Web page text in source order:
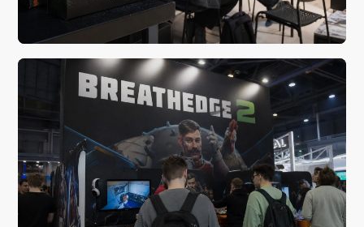
сегодня, 11:02
Кингспорт. Путеводитель